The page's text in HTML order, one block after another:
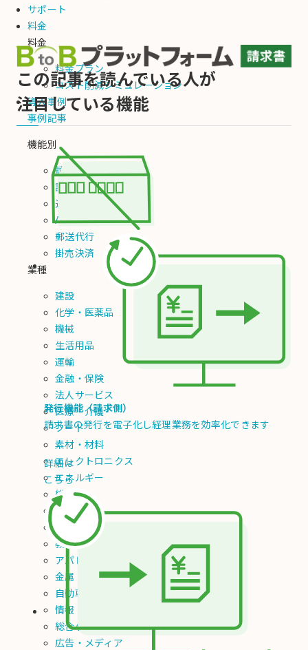
サポート
料金
料金
料金プラン
コスト削減シミュレーション
導入事例
事例記事
機能別
請求書（発行）
請求書（受取）
通知書
AI-OCR
郵送代行
掛売決済
業種
建設
化学・医薬品
機械
生活用品
運輸
金融・保険
法人サービス
医療・介護
フード
素材・材料
エレクトロニクス
エネルギー
総合卸
不動産
生活サービス
教育
アパレル
金属
自動車・輸送用機器
情報・通信
総合小売
広告・メディア
この記事を読んでいる人が
注目している機能
発行機能（請求側）
請求書の発行を電子化し経理業務を効率化できます
詳細は
こちら